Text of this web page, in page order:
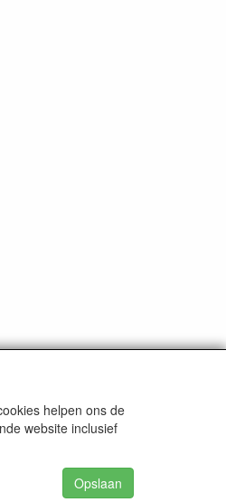
helpen ons de
website inclusief
Opslaan